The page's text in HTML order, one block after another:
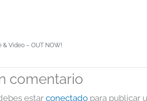
& Video – OUT NOW!
comentario
estar conectado para publicar